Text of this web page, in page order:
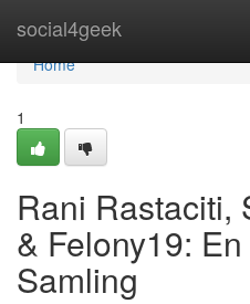
social4geek
Home
Home
1
Rani Rastaciti,
& Felony19:
Samling